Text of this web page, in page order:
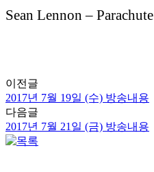
Sean Lennon – Parachute
이전글
2017년 7월 19일 (수) 방송내용
다음글
2017년 7월 21일 (금) 방송내용